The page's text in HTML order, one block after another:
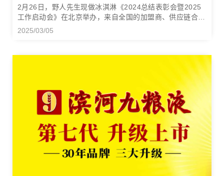
2月26日，野人先生现做冰淇淋《2024总结表彰会暨2025
工作启动会》在北京举办，来自全国的加盟商、供应链合作
伙伴等400多人参会，凯中凯团队也受邀参加会议。
2025/03/05